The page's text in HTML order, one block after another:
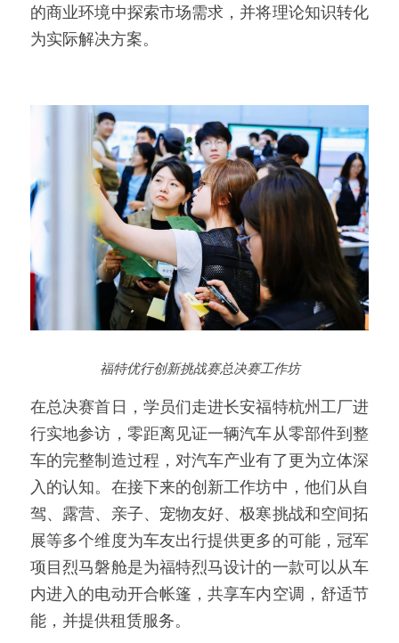
的商业环境中探索市场需求，并将理论知识转化
为实际解决方案。
福特优行创新挑战赛总决赛工作坊
在总决赛首日，学员们走进长安福特杭州工厂进
行实地参访，零距离见证一辆汽车从零部件到整
车的完整制造过程，对汽车产业有了更为立体深
入的认知。在接下来的创新工作坊中，他们从自
驾、露营、亲子、宠物友好、极寒挑战和空间拓
展等多个维度为车友出行提供更多的可能，冠军
项目烈马磐舱是为福特烈马设计的一款可以从车
内进入的电动开合帐篷，共享车内空调，舒适节
能，并提供租赁服务。